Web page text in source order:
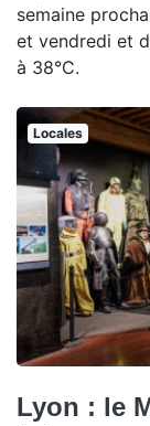
semaine
et vendredi et
à 38°C.
Locales
Lyon : le